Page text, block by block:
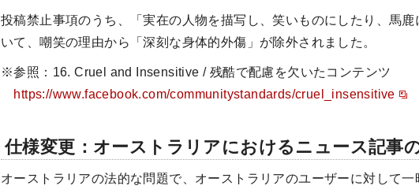
投稿禁止事項のうち、「実在の人物を描写し、笑いものにしたり、馬
いて、嘲笑の理由から「深刻な身体的外傷」が除外されました。
※参照：16. Cruel and Insensitive / 残酷で配慮を欠いたコンテンツ
https://www.facebook.com/communitystandards/cruel_insensitive
仕様変更：オーストラリアにおけるニュース記事
オーストラリアの法的な問題で、オーストラリアのユーザーに対して